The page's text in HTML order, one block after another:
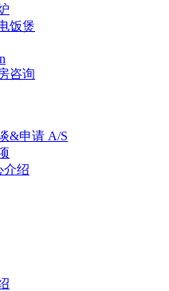
饭煲
咨询
&申请 A/S
介绍